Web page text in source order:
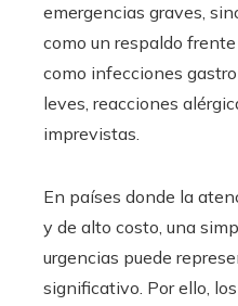
emergencias graves,
como un respaldo
como infecciones
leves, reacciones
imprevistas.
En países donde la
y de alto costo, una
urgencias puede
significativo. Por ello,